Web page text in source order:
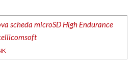
scheda microSD High Endurance